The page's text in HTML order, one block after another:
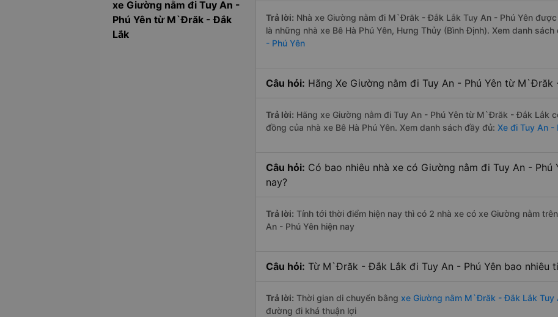
xe Giường nằm đi Tuy An -
Phú Yên từ M`Đrăk - Đắk
Lắk
Trả lời: Nhà xe Giường nằm đi M`Đrăk - Đắk Lắk Tuy An - Phú Yên
là những nhà xe Bê Hà Phú Yên, Hưng Thủy (Bình Định). Xem danh sách
- Phú Yên
Câu hỏi: Hãng Xe Giường nằm đi Tuy An - Phú Yên từ
Trả lời: Hãng xe Giường nằm đi Tuy An - Phú Yên từ M`Đrăk - Đắk Lắk
đồng của nhà xe Bê Hà Phú Yên. Xem danh sách đầy đủ: Xe đi Tuy An
Câu hỏi: Có bao nhiêu nhà xe có Giường nằm đi Tuy An -
nay?
Trả lời: Tính tới thời điểm hiện nay thì có 2 nhà xe có xe Giường nằm
An - Phú Yên hiện nay
Câu hỏi: Từ M`Đrăk - Đắk Lắk đi Tuy An - Phú Yên bao nhiêu
Trả lời: Thời gian di chuyển bằng xe Giường nằm M`Đrăk - Đắk Lắk Tuy
đường đi khá thuận lợi